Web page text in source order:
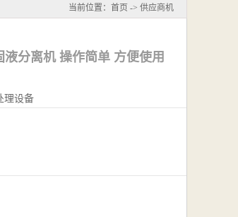
当前位置： 首页 -> 供应商机
分离机 操作简单 方便使用
理设备